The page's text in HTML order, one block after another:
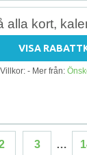
alla kort,
VISA
Villkor: - Mer från:
3 …